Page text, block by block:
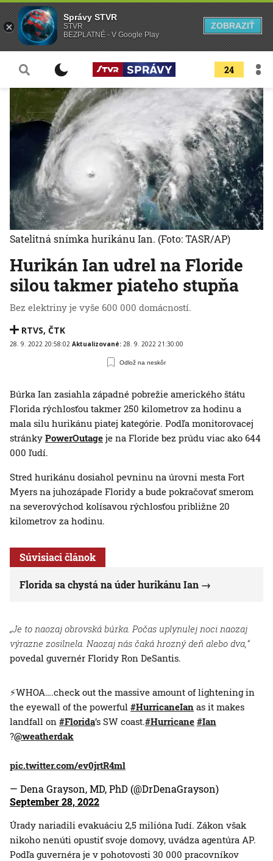
24
Hurikán Ian udrel na Floride
silou takmer piateho stupňa
Bez elektriny je vyše 600 000 domácností.
RTVS, ČTK
28. 9. 2022 20:58:02 Aktualizované: 28. 9. 2022 21:30:00
Odlož na neskôr
Satelitná snímka hurikánu Ian. (Foto: TASR/AP)
Búrka Ian zasiahla západné pobrežie amerického štátu
Florida rýchlosťou takmer 250 kilometrov za hodinu a
mala silu hurikánu piatej kategórie. Podľa monitorovacej
stránky PowerOutage je na Floride bez prúdu viac ako 644
000 ľudí.
Stred hurikánu dosiahol pevninu na úrovni mesta Fort
Myers na juhozápade Floridy a bude pokračovať smerom
na severovýchod kolísavou rýchlosťou približne 20
kilometrov za hodinu.
Súvisiaci článok
Florida sa chystá na úder hurikánu Ian
„Je to naozaj obrovská búrka. Počas uplynulej noci naozaj
výrazne zosilnela. Naozaj nás čaká hrozný deň alebo dva,“
povedal guvernér Floridy Ron DeSantis.
⚡️WHOA….check out the massive amount of lightening in
the eyewall of the powerful #HurricaneIan as it makes
landfall on #Florida’s SW coast.#Hurricane #Ian
?@weatherdak
pic.twitter.com/ev0jrtR4ml
— Dena Grayson, MD, PhD (@DrDenaGrayson)
September 28, 2022
Úrady nariadili evakuáciu 2,5 milióna ľudí. Zákon však
nikoho nenúti opustiť svoje domovy, uvádza agentúra AP.
Podľa guvernéra je v pohotovosti 30 000 pracovníkov
Správy STVR
STVR
BEZPLATNÉ - V Google Play
ZOBRAZIŤ